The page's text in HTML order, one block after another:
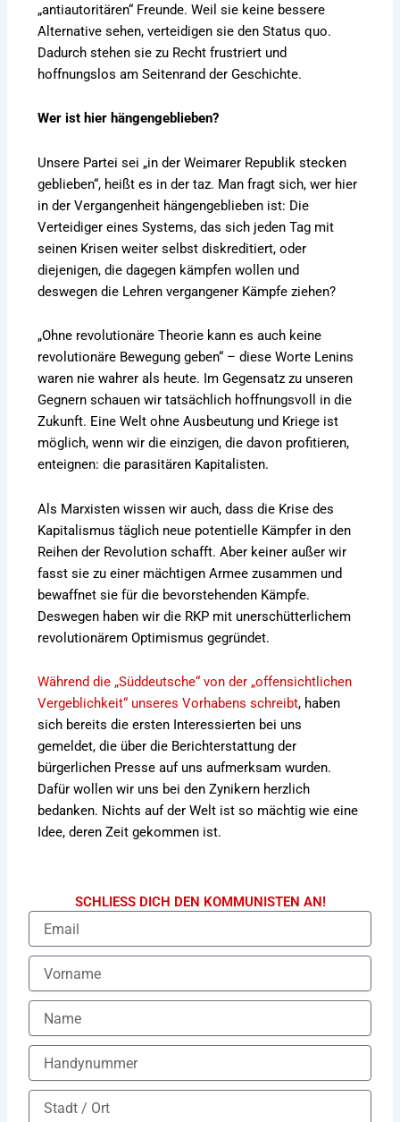
„antiautoritären“ Freunde. Weil sie keine bessere
Alternative sehen, verteidigen sie den Status quo.
Dadurch stehen sie zu Recht frustriert und
hoffnungslos am Seitenrand der Geschichte.
Wer ist hier hängengeblieben?
Unsere Partei sei „in der Weimarer Republik stecken
geblieben“, heißt es in der taz. Man fragt sich, wer hier
in der Vergangenheit hängengeblieben ist: Die
Verteidiger eines Systems, das sich jeden Tag mit
seinen Krisen weiter selbst diskreditiert, oder
diejenigen, die dagegen kämpfen wollen und
deswegen die Lehren vergangener Kämpfe ziehen?
„Ohne revolutionäre Theorie kann es auch keine
revolutionäre Bewegung geben“ – diese Worte Lenins
waren nie wahrer als heute. Im Gegensatz zu unseren
Gegnern schauen wir tatsächlich hoffnungsvoll in die
Zukunft. Eine Welt ohne Ausbeutung und Kriege ist
möglich, wenn wir die einzigen, die davon profitieren,
enteignen: die parasitären Kapitalisten.
Als Marxisten wissen wir auch, dass die Krise des
Kapitalismus täglich neue potentielle Kämpfer in den
Reihen der Revolution schafft. Aber keiner außer wir
fasst sie zu einer mächtigen Armee zusammen und
bewaffnet sie für die bevorstehenden Kämpfe.
Deswegen haben wir die RKP mit unerschütterlichem
revolutionärem Optimismus gegründet.
Während die „Süddeutsche“ von der „offensichtlichen
Vergeblichkeit“ unseres Vorhabens schreibt, haben
sich bereits die ersten Interessierten bei uns
gemeldet, die über die Berichterstattung der
bürgerlichen Presse auf uns aufmerksam wurden.
Dafür wollen wir uns bei den Zynikern herzlich
bedanken. Nichts auf der Welt ist so mächtig wie eine
Idee, deren Zeit gekommen ist.
SCHLIESS DICH DEN KOMMUNISTEN AN!